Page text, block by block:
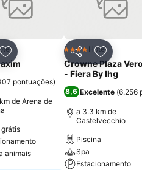
Adicionar aos favoritos
pontuações)
de Arena de
animais
Partilhar
4 EstrelasHotel
Crowne Plaza
- Fiera By Ihg
8,6 Excelente (6.256
a 3.3 km de
Castelvecchio
Piscina
Spa
Estacionamento